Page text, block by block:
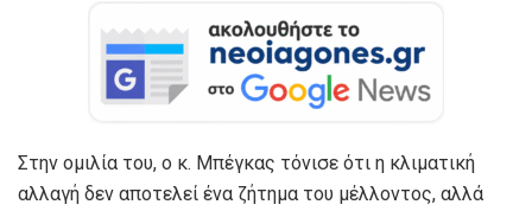
Στην ομιλία του, ο κ. Μπέγκας τόνισε ότι η κλιματική
αλλαγή δεν αποτελεί ένα ζήτημα του μέλλοντος, αλλά